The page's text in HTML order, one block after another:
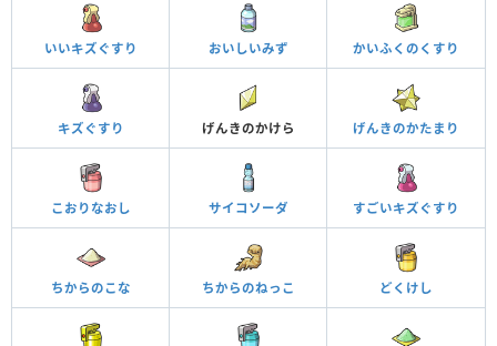
いいキズぐすり おいしいみず かいふくのくすり
キズぐすり げんきのかけら げんきのかたまり
こおりなおし サイコソーダ すごいキズぐすり
ちからのこな ちからのねっこ どくけし